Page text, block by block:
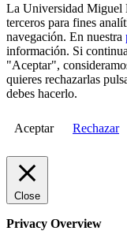
La Universidad Miguel
terceros para fines
navegación. En nuestra
información. Si
"Aceptar",
quieres rechazarlas
debes hacerlo.
Aceptar Rechazar
Close
Privacy Overview